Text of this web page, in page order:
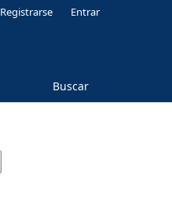
Buscar
Registrarse Entrar